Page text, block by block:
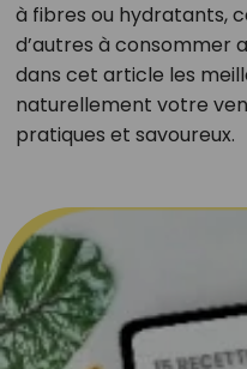
à fibres ou hydratants,
d’autres à consommer
dans cet article les
naturellement votre
pratiques et savoureux.